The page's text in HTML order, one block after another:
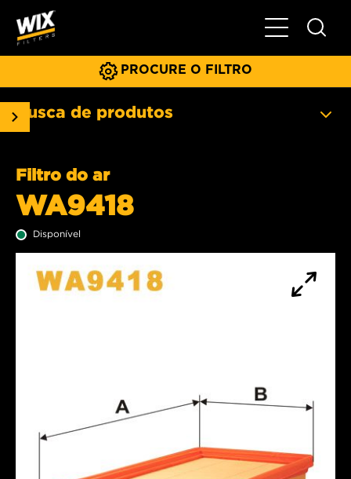
Menu
PROCURE O FILTRO
Busca de produtos
Filtro do ar
WA9418
Disponível